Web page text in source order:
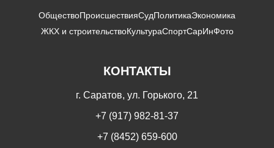
ОбществоПроисшествияСудПолитикаЭкономика
ЖКХ и строительствоКультураСпортСарИнФото
КОНТАКТЫ
г. Саратов, ул. Горького, 21
+7 (917) 982-81-37
+7 (8452) 659-600